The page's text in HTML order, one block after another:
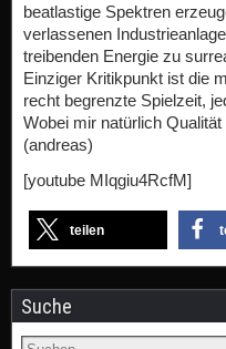
beatlastige Spektren
verlassenen
treibenden Energie zu
Einziger Kritikpunkt ist die
recht begrenzte Spielzeit,
Wobei mir natürlich
(andreas)
[youtube MIqgiu4RcfM]
teilen
Suche